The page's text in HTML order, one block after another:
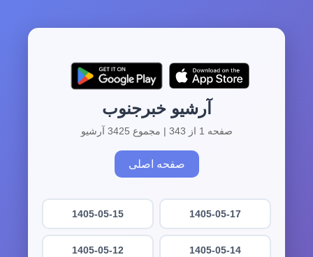
آرشیو خبرجنوب
صفحه 1 از 343 | مجموع 3425 آرشیو
صفحه اصلی
1405-05-17
1405-05-15
1405-05-14
1405-05-12